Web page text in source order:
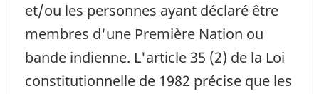
et/ou les personnes ayant déclaré être
membres d'une Première Nation ou
bande indienne. L'article 35 (2) de la Loi
constitutionnelle de 1982 précise que les